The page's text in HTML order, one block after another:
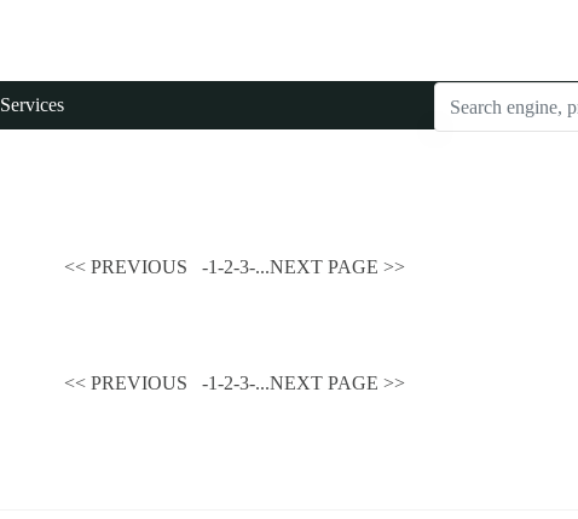
Services
<< PREVIOUS -1-2-3-...NEXT PAGE >>
<< PREVIOUS -1-2-3-...NEXT PAGE >>